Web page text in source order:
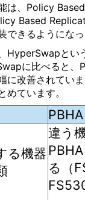
は、Policy
Based
できるようになっ
HyperSwapとい
に比べると、
に改善されてい
めています。
PBHA
る機器
違う
る
（